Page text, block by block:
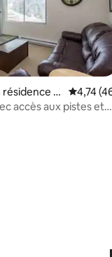
⋅
4,74
accès aux pistes et